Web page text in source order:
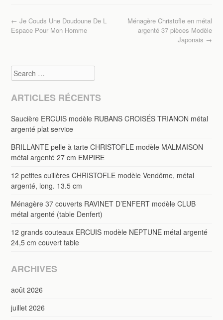
o
o
Post navigation
← Je Couds Une Doudoune De L
Espace Pour Mon Homme
Ménagère Christofle en métal
argenté 37 pièces Modèle
Japonais →
Search
ARTICLES RÉCENTS
Saucière ERCUIS modèle RUBANS CROISÉS TRIANON métal
argenté plat service
BRILLANTE pelle à tarte CHRISTOFLE modèle MALMAISON
métal argenté 27 cm EMPIRE
12 petites cuillères CHRISTOFLE modèle Vendôme, métal
argenté, long. 13.5 cm
Ménagère 37 couverts RAVINET D’ENFERT modèle CLUB
métal argenté (table Denfert)
12 grands couteaux ERCUIS modèle NEPTUNE métal argenté
24,5 cm couvert table
ARCHIVES
août 2026
juillet 2026